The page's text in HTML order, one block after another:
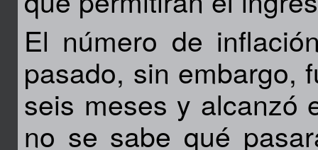
El número de
pasado, sin embargo,
seis meses y alcanzó
no se sabe qué